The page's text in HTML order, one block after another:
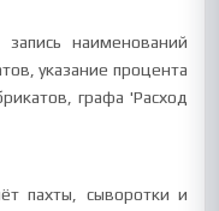
наименований
указание процента
графа 'Расход
пахты, сыворотки и